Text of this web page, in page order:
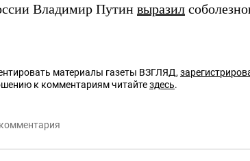
Владимир Путин выразил
материалы газеты ВЗГЛЯД,
к комментариям читайтездесь.
комментария